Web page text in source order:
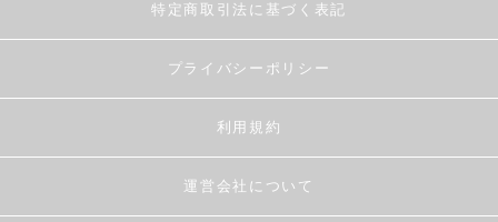
特定商取引法に基づく表記
プライバシーポリシー
利用規約
運営会社について